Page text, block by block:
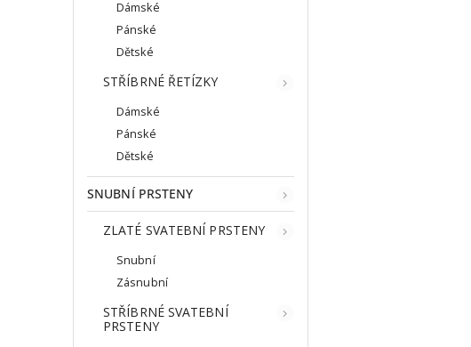
Dámské
Pánské
Dětské
STŘÍBRNÉ ŘETÍZKY
Dámské
Pánské
Dětské
SNUBNÍ PRSTENY
ZLATÉ SVATEBNÍ PRSTENY
Snubní
Zásnubní
STŘÍBRNÉ SVATEBNÍ
PRSTENY